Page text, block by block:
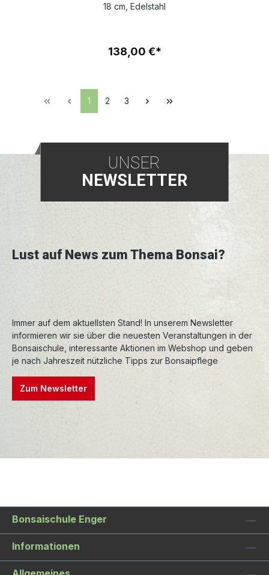
18 cm, Edelstahl
138,00 €*
1 2 3
UNSER
NEWSLETTER
Lust auf News zum Thema Bonsai?
Immer auf dem aktuellsten Stand! In unserem Newsletter
informieren wir sie über die neuesten Veranstaltungen in der
Bonsaischule, interessante Aktionen im Webshop und geben
je nach Jahreszeit nützliche Tipps zur Bonsaipflege
Zum Newsletter
Bonsaischule Enger
Informationen